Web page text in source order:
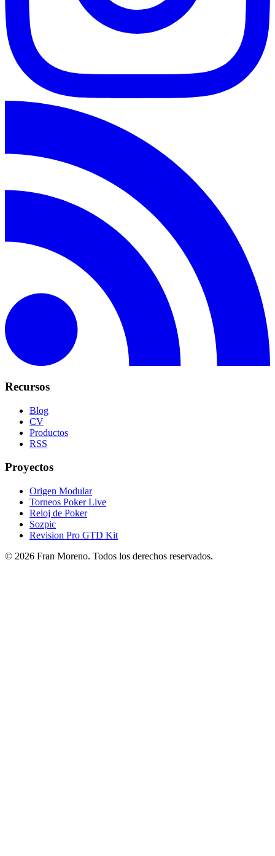
Recursos
Blog
CV
Productos
RSS
Proyectos
Origen Modular
Torneos Poker Live
Reloj de Poker
Sozpic
Revision Pro GTD Kit
© 2026 Fran Moreno. Todos los derechos reservados.